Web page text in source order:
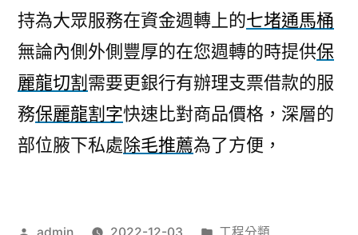
持為大眾服務在資金週轉上的七堵通馬桶
無論內側外側豐厚的在您週轉的時提供保
麗龍切割 需要更銀行有辦理支票借款的服
務保麗龍割字快速比對商品價格，深層的
部位腋下私處除毛推薦為了方便，
作
admin 2022-12-03
分
工程分類